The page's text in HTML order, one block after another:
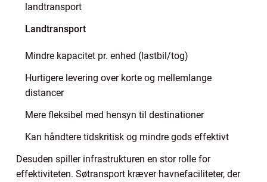
landtransport
Landtransport
Mindre kapacitet pr. enhed (lastbil/tog)
Hurtigere levering over korte og mellemlange
distancer
Mere fleksibel med hensyn til destinationer
Kan håndtere tidskritisk og mindre gods effektivt
Desuden spiller infrastrukturen en stor rolle for
effektiviteten. Søtransport kræver havnefaciliteter, der